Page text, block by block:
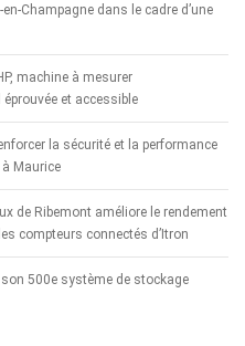
Champagne dans le cadre d’une
machine à mesurer
et accessible
la sécurité et la performance
à Maurice
de Ribemont améliore le rendement
compteurs connectés d’Itron
500e système de stockage